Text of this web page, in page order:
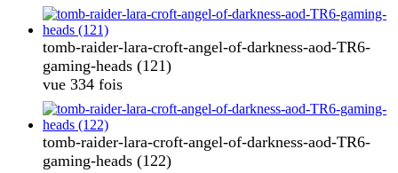
tomb-raider-lara-croft-angel-of-darkness-aod-TR6-
gaming-heads (121)
vue 334 fois
tomb-raider-lara-croft-angel-of-darkness-aod-TR6-
gaming-heads (122)